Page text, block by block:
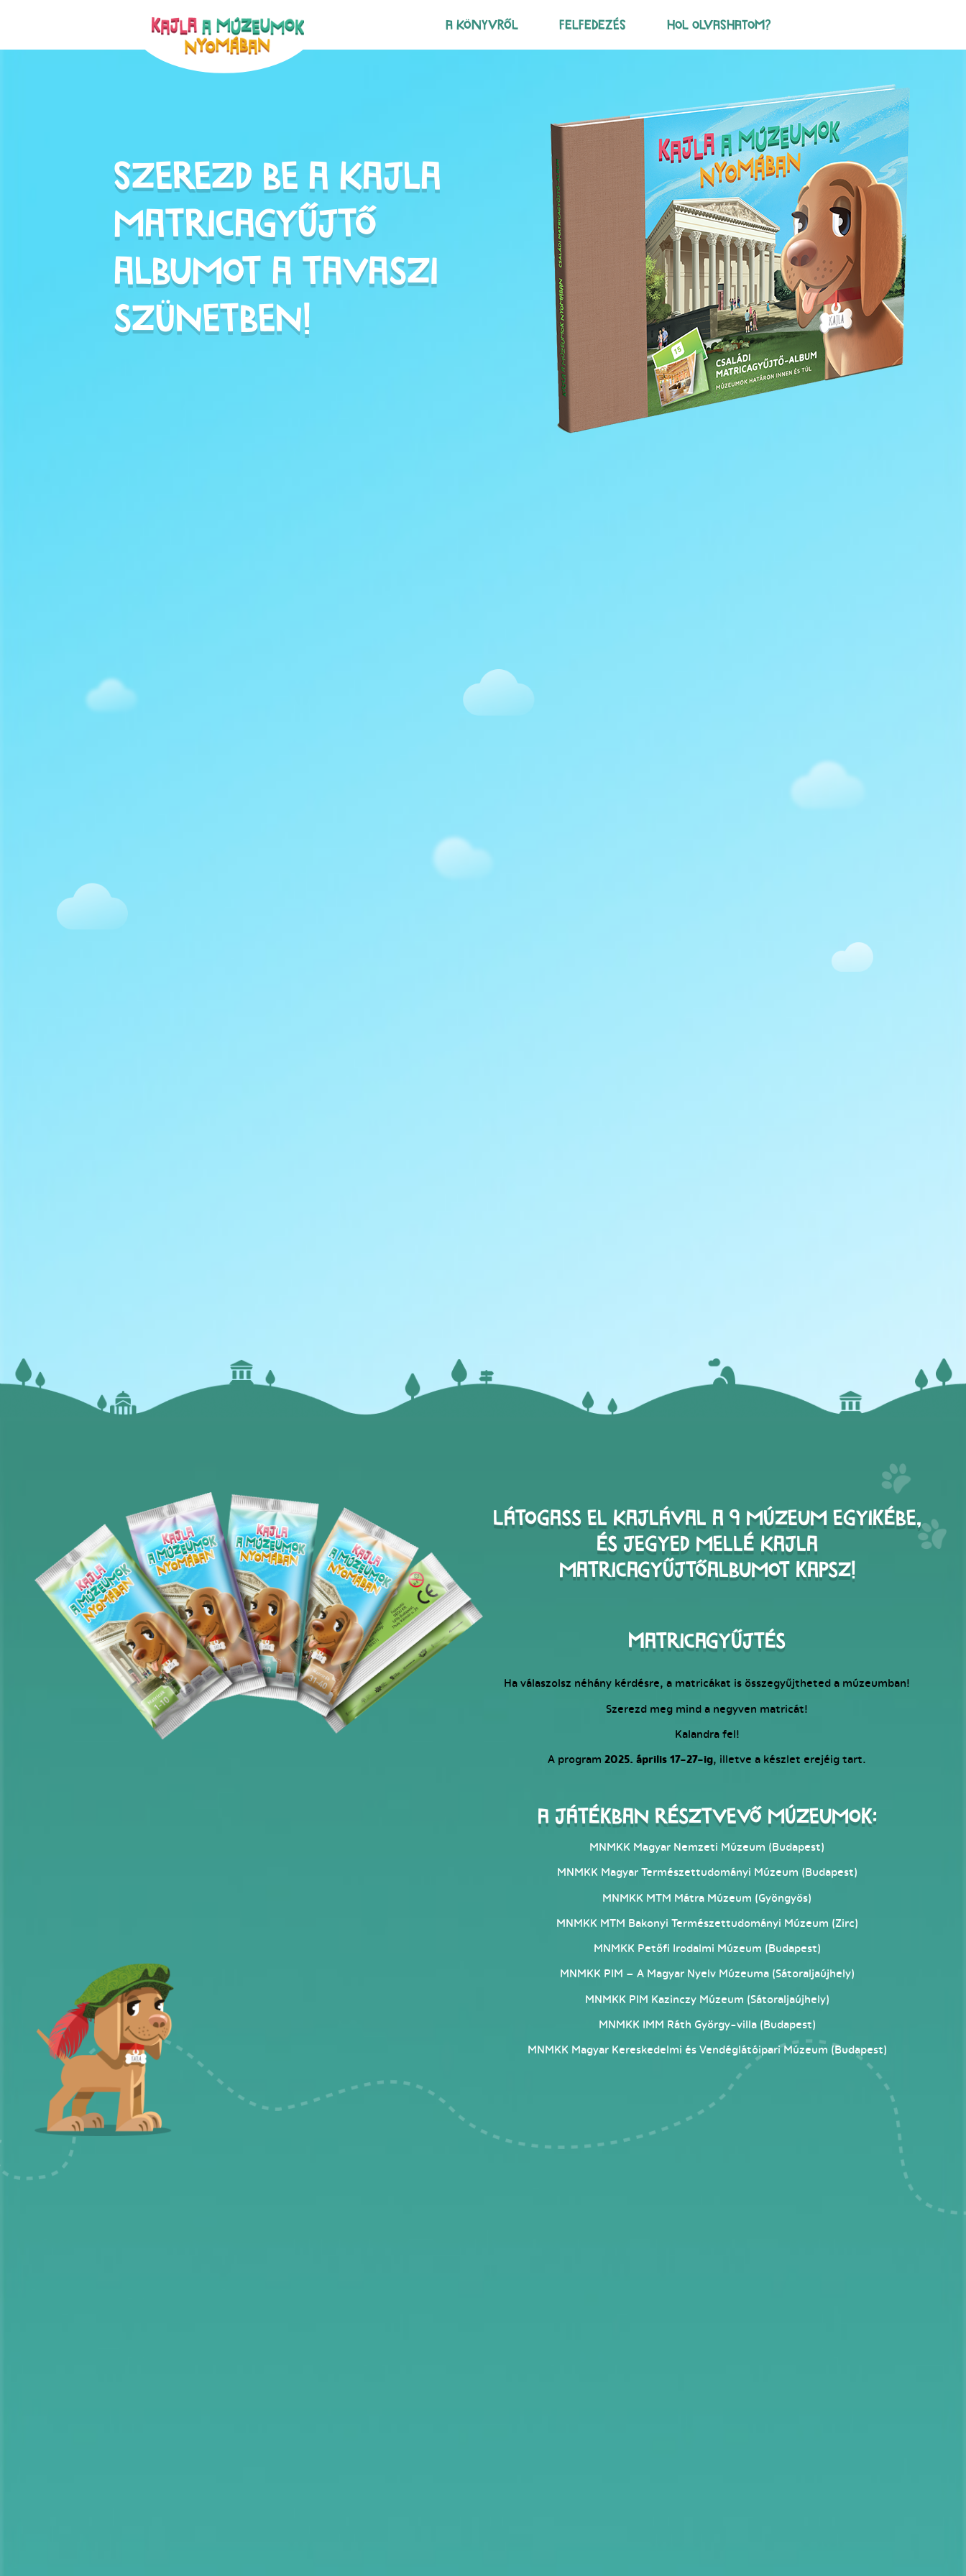
Kajla a Múzeumok nyomábanA KÖNYVRŐL FELFEDEZÉS HOL OLVASHATOM?
Szerezd be a Kajla
matricagyűjtő
albumot a tavaszi
szünetben!
Látogass el Kajlával a 9 múzeum egyikébe,
és jegyed mellé Kajla
matricagyűjtőalbumot kapsz!
Matricagyűjtés
Ha válaszolsz néhány kérdésre, a matricákat is összegyűjtheted a múzeumban!
Szerezd meg mind a negyven matricát!
Kalandra fel!
A program2025. április 17-27-ig, illetve a készlet erejéig tart.
A játékban résztvevő múzeumok:
MNMKK Magyar Nemzeti Múzeum (Budapest)
MNMKK Magyar Természettudományi Múzeum (Budapest)
MNMKK MTM Mátra Múzeum (Gyöngyös)
MNMKK MTM Bakonyi Természettudományi Múzeum (Zirc)
MNMKK Petőfi Irodalmi Múzeum (Budapest)
MNMKK PIM – A Magyar Nyelv Múzeuma (Sátoraljaújhely)
MNMKK PIM Kazinczy Múzeum (Sátoraljaújhely)
MNMKK IMM Ráth György-villa (Budapest)
MNMKK Magyar Kereskedelmi és Vendéglátóipari Múzeum (Budapest)